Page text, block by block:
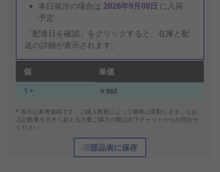
本日発注の場合は 2026年9月08日 に入荷
予定
「配達日を確認」をクリックすると、在庫と配
送の詳細が表示されます。
個 単価
1 + ￥963
* 表示は参考価格です。ご購入数量によって価格は変動します。なお、
上記数量を大きく超える大量ご購入の際は右下チャットからお問合せ
ください。
部品表に保存